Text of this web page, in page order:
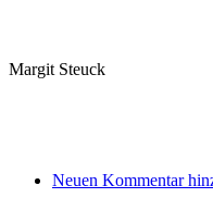
Margit Steuck
Neuen Kommentar